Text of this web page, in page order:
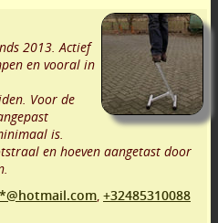
2013. Actief
en vooral in
Voor de
is.
en hoeven aangetast door
, +32485310088